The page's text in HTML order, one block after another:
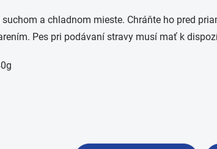
a chladnom mieste. Chráňte ho pred
Pes pri podávaní stravy musí mať k